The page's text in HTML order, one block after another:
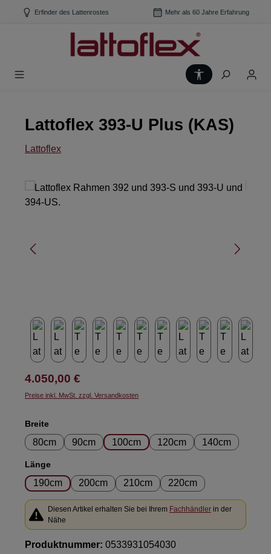
Zum Hauptinhalt springen
Erfinder des Lattenrostes Mehr als 60 Jahre Erfahrung
Lattoflex 393-U Plus (KAS)
Lattoflex
Bildergalerie überspringen
Regulärer Preis:
4.050,00 €
Preise inkl. MwSt. zzgl. Versandkosten
Breiteauswählen
80cm 90cm 100cm 120cm 140cm
Längeauswählen
190cm 200cm 210cm 220cm
Diesen Artikel erhalten Sie bei Ihrem Fachhändlerin der
Nähe
Produktnummer: 0533931054030